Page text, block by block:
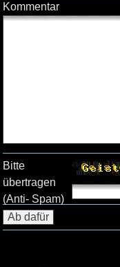
Kommentar
Bitte
übertragen
(Anti- Spam)